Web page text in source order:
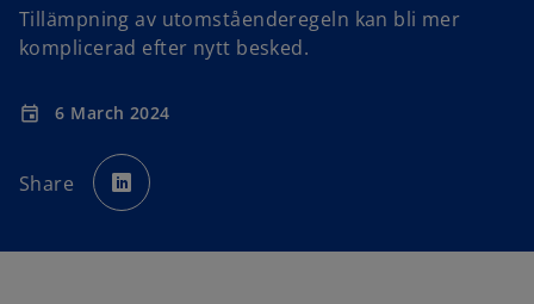
Tillämpning av utomståenderegeln kan bli mer
komplicerad efter nytt besked.
event 6 March 2024
Share p
e